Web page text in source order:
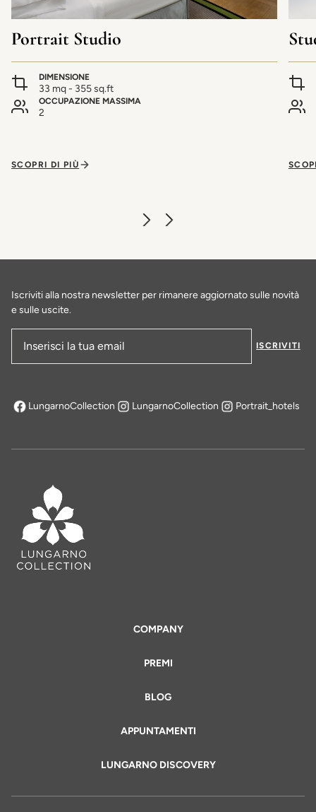
Portrait Studio
DIMENSIONE
33 mq - 355 sq.ft
OCCUPAZIONE MASSIMA
2
SCOPRI DI PIÙ
COMPANY
PREMI
BLOG
APPUNTAMENTI
LUNGARNO DISCOVERY
Iscriviti alla nostra newsletter per rimanere aggiornato sulle novità
e sulle uscite.
ISCRIVITI
LungarnoCollection
si apre in una nuova scheda
LungarnoCollection Portrait_hotels